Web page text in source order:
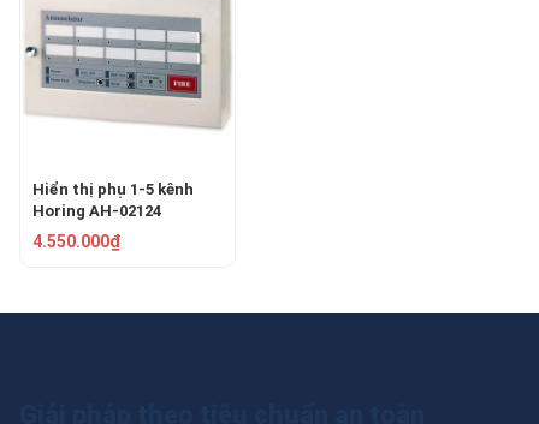
Hiển thị phụ 1-5 kênh
Horing AH-02124
4.550.000₫